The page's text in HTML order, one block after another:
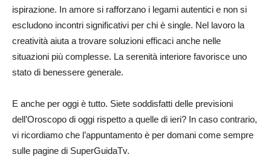
ispirazione. In amore si rafforzano i legami autentici e non si
escludono incontri significativi per chi è single. Nel lavoro la
creatività aiuta a trovare soluzioni efficaci anche nelle
situazioni più complesse. La serenità interiore favorisce uno
stato di benessere generale.
E anche per oggi è tutto. Siete soddisfatti delle previsioni
dell’Oroscopo di oggi rispetto a quelle di ieri? In caso contrario,
vi ricordiamo che l’appuntamento è per domani come sempre
sulle pagine di SuperGuidaTv.